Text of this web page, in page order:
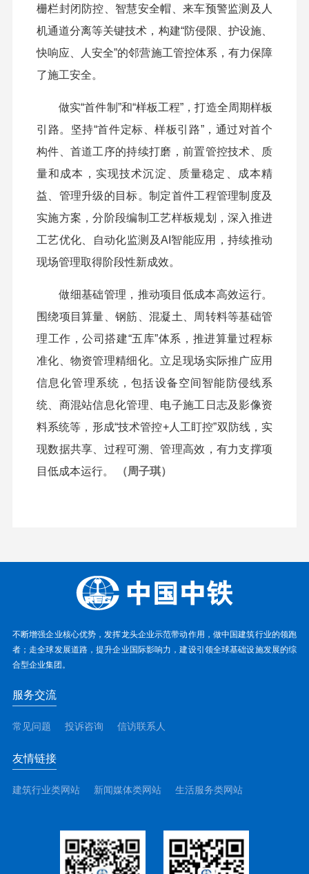
栅栏封闭防控、智慧安全帽、来车预警监测及人
机通道分离等关键技术，构建“防侵限、护设施、
快响应、人安全”的邻营施工管控体系，有力保障
了施工安全。
做实“首件制”和“样板工程”，打造全周期样板
引路。坚持“首件定标、样板引路”，通过对首个
构件、首道工序的持续打磨，前置管控技术、质
量和成本，实现技术沉淀、质量稳定、成本精
益、管理升级的目标。制定首件工程管理制度及
实施方案，分阶段编制工艺样板规划，深入推进
工艺优化、自动化监测及AI智能应用，持续推动
现场管理取得阶段性新成效。
做细基础管理，推动项目低成本高效运行。
围绕项目算量、钢筋、混凝土、周转料等基础管
理工作，公司搭建“五库”体系，推进算量过程标
准化、物资管理精细化。立足现场实际推广应用
信息化管理系统，包括设备空间智能防侵线系
统、商混站信息化管理、电子施工日志及影像资
料系统等，形成“技术管控+人工盯控”双防线，实
现数据共享、过程可溯、管理高效，有力支撑项
目低成本运行。
（周子琪）
不断增强企业核心优势，发挥龙头企业示范带动作用，做中国建筑行业的领跑
者；走全球发展道路，提升企业国际影响力，建设引领全球基础设施发展的综
合型企业集团。
服务交流
常见问题 投诉咨询 信访联系人
友情链接
建筑行业类网站 新闻媒体类网站 生活服务类网站